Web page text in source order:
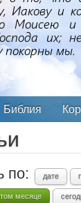
Библия
по: дате
месяце